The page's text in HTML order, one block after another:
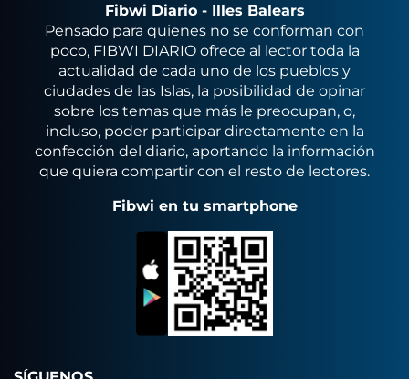
Fibwi Diario - Illes Balears
Pensado para quienes no se conforman con
poco, FIBWI DIARIO ofrece al lector toda la
actualidad de cada uno de los pueblos y
ciudades de las Islas, la posibilidad de opinar
sobre los temas que más le preocupan, o,
incluso, poder participar directamente en la
confección del diario, aportando la información
que quiera compartir con el resto de lectores.
Fibwi en tu smartphone